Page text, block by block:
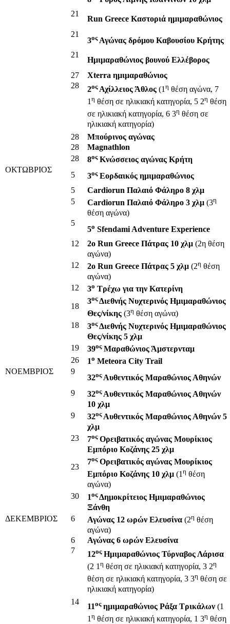
21
Run Greece Καστοριά ημιμαραθώνιος
21
3οςΑγώνας δρόμου Καβουσίου Κρήτης
21
Ημιμαραθώνιος βουνού Ελλέβορος
27
Xterra ημιμαραθώνιος
28
2οςΑχίλλειος Άθλος (1 η θέση αγώνα, 7
1 η θέση σε ηλικιακή κατηγορία, 5 2η θέση
σε ηλικιακή κατηγορία, 6 3η θέση σε
ηλικιακή κατηγορία)
28
Μπούρινος αγώνας
28
Magnathlon
28
8οςΚνώσσειος αγώνας Κρήτη
ΟΚΤΩΒΡΙΟΣ
5 3οςΕορδαικός ημιμαραθώνιος
5
Cardiorun Παλαιό Φάληρο 8 χλμ
5
Cardiorun Παλαιό Φάληρο 3 χλμ (3η
θέση αγώνα)
5
5ο Sfendami Adventure Experience
12
2o Run Greece Πάτρας 10 χλμ (2η θέση
αγώνα)
12
2o Run Greece Πάτρας 5 χλμ (2η θέση
αγώνα)
12
3ο Τρέχω για την Κατερίνη
18
3οςΔιεθνής Νυχτερινός Ημιμαραθώνιος
Θες/νίκης (3η θέση αγώνα)
18
3οςΔιεθνής Νυχτερινός Ημιμαραθώνιος
Θες/νίκης 5 χλμ
19
39οςΜαραθώνιος Άμστερνταμ
26
1ο Meteora City Trail
ΝΟΕΜΒΡΙΟΣ
9
32οςΑυθεντικός Μαραθώνιος Αθηνών
9
32οςΑυθεντικός Μαραθώνιος Αθηνών
10 χλμ
9
32οςΑυθεντικός Μαραθώνιος Αθηνών 5
χλμ
23
7οςΟρειβατικός αγώνας Μουρίκιος
Εμπόριο Κοζάνης 25 χλμ
23
7οςΟρειβατικός αγώνας Μουρίκιος
Εμπόριο Κοζάνης 10 χλμ (1 η θέση
αγώνα)
30
1οςΔημοκρίτειος Ημιμαραθώνιος
Ξάνθη
ΔΕΚΕΜΒΡΙΟΣ
6 Αγώνας 12 ωρών Ελευσίνα (2η θέση
αγώνα)
6
Αγώνας 6 ωρών Ελευσίνα
7
12οςΗμιμαραθώνιος Τύρναβος Λάρισα
(2 1 η θέση σε ηλικιακή κατηγορία, 3 2η
θέση σε ηλικιακή κατηγορία, 3 3η θέση σε
ηλικιακή κατηγορία)
14
11οςημιμαραθώνιος Ράξα Τρικάλων (1
1 η θέση σε ηλικιακή κατηγορία, 1 3η θέση